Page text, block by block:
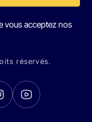
vous acceptez nos
réservés.